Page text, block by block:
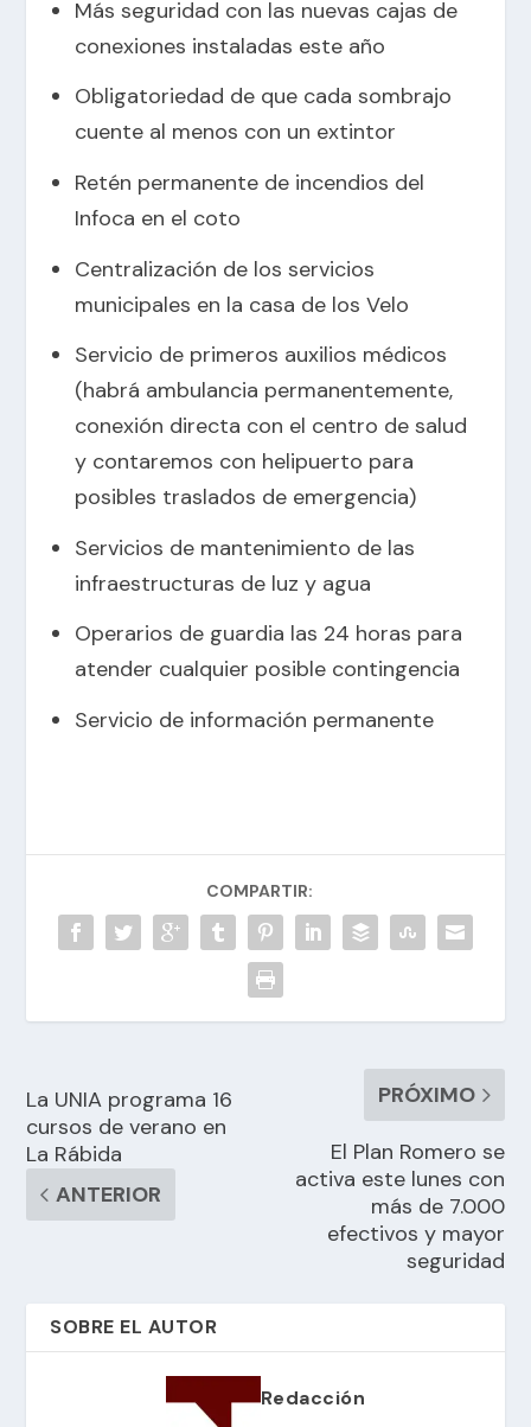
Más seguridad con las nuevas cajas de
conexiones instaladas este año
Obligatoriedad de que cada sombrajo
cuente al menos con un extintor
Retén permanente de incendios del
Infoca en el coto
Centralización de los servicios
municipales en la casa de los Velo
Servicio de primeros auxilios médicos
(habrá ambulancia permanentemente,
conexión directa con el centro de salud
y contaremos con helipuerto para
posibles traslados de emergencia)
Servicios de mantenimiento de las
infraestructuras de luz y agua
Operarios de guardia las 24 horas para
atender cualquier posible contingencia
Servicio de información permanente
COMPARTIR:
La UNIA programa 16
cursos de verano en
La Rábida
ANTERIOR
PRÓXIMO
El Plan Romero se
activa este lunes con
más de 7.000
efectivos y mayor
seguridad
SOBRE EL AUTOR
Redacción